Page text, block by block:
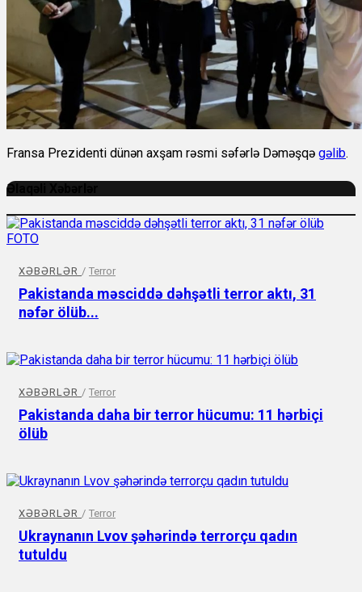
Fransa Prezidenti dünən axşam rəsmi səfərlə Dəməşqə gəlib.
Əlaqəli Xəbərlər
XƏBƏRLƏR / Terror
Pakistanda məsciddə dəhşətli terror aktı, 31
nəfər ölüb...
XƏBƏRLƏR / Terror
Pakistanda daha bir terror hücumu: 11 hərbiçi
ölüb
XƏBƏRLƏR / Terror
Ukraynanın Lvov şəhərində terrorçu qadın
tutuldu